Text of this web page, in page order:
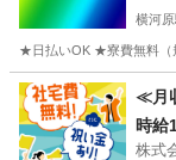
横河原
★日払いOK ★寮費無料（
愛媛 東温市 横
≪月
時給
株式